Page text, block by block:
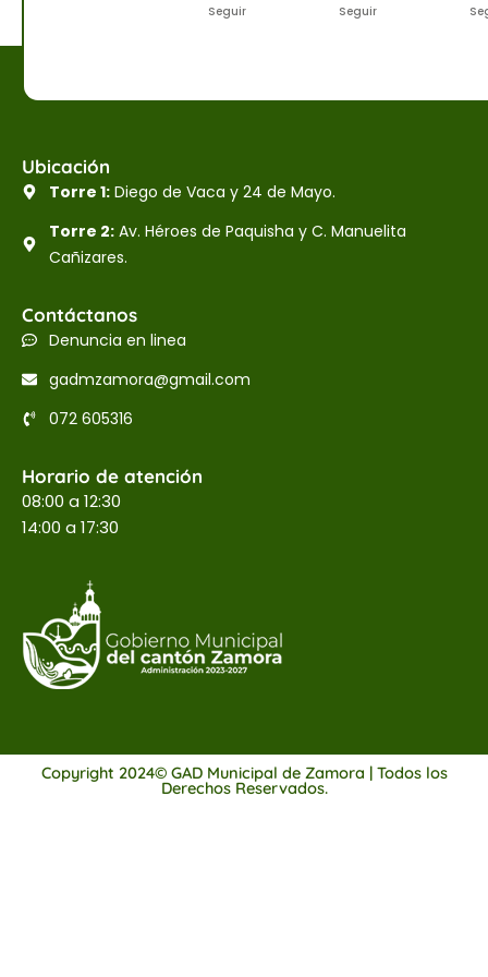
Seguir
Seguir
Ubicación
Torre 1:Diego de Vaca y 24 de Mayo.
Torre 2:Av. Héroes de Paquisha y C. Manuelita
Cañizares.
Contáctanos
Denuncia en linea
gadmzamora@gmail.com
072 605316
Horario de atención
08:00 a 12:30
14:00 a 17:30
Copyright 2024© GAD Municipal de Zamora | Todos los
Derechos Reservados.